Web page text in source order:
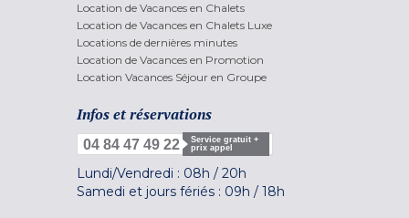
Location de Vacances en Chalets
Location de Vacances en Chalets Luxe
Locations de dernières minutes
Location de Vacances en Promotion
Location Vacances Séjour en Groupe
Infos et réservations
04 84 47 49 22
Service gratuit +
prix appel
Lundi/Vendredi : 08h / 20h
Samedi et jours fériés : 09h / 18h